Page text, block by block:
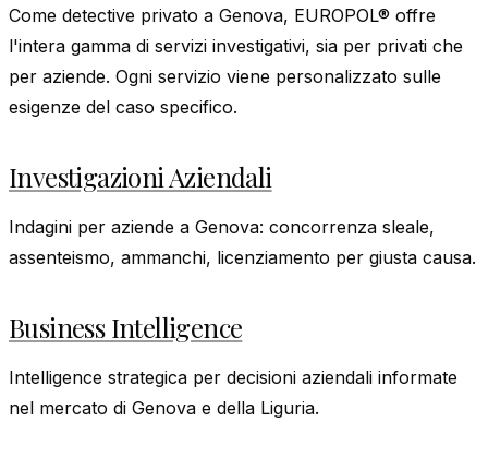
Come detective privato a Genova, EUROPOL® offre
l'intera gamma di servizi investigativi, sia per privati che
per aziende. Ogni servizio viene personalizzato sulle
esigenze del caso specifico.
Investigazioni Aziendali
Indagini per aziende a Genova: concorrenza sleale,
assenteismo, ammanchi, licenziamento per giusta causa.
Business Intelligence
Intelligence strategica per decisioni aziendali informate
nel mercato di Genova e della Liguria.